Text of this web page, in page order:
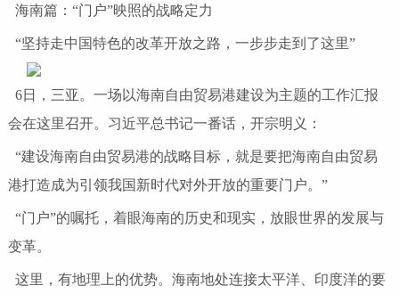
海南篇：“门户”映照的战略定力
“坚持走中国特色的改革开放之路，一步步走到了这里”
6日，三亚。一场以海南自由贸易港建设为主题的工作汇报
会在这里召开。习近平总书记一番话，开宗明义：
“建设海南自由贸易港的战略目标，就是要把海南自由贸易
港打造成为引领我国新时代对外开放的重要门户。”
“门户”的嘱托，着眼海南的历史和现实，放眼世界的发展与
变革。
这里，有地理上的优势。海南地处连接太平洋、印度洋的要